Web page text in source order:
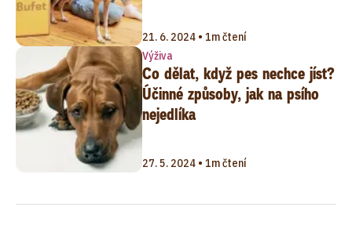
21. 6. 2024 • 1m čtení
Výživa
Co dělat, když pes nechce jíst?
Účinné způsoby, jak na psího
nejedlíka
27. 5. 2024 • 1m čtení